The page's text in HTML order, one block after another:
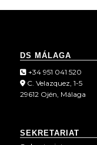
DS MÁLAGA
+34 951 041 520
C. Velazquez, 1-5
29612 Ojén, Málaga
SEKRETARIAT